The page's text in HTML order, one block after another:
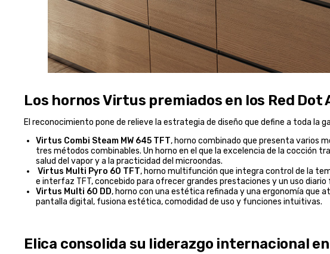
Los hornos Virtus premiados en los Red Dot
El reconocimiento pone de relieve la estrategia de diseño que define a toda la
Virtus Combi Steam MW 645 TFT, horno combinado que presenta varios
tres métodos combinables. Un horno en el que la excelencia de la cocción
salud del vapor y a la practicidad del microondas.
Virtus Multi Pyro 60 TFT, horno multifunción que integra control de la
e interfaz TFT, concebido para ofrecer grandes prestaciones y un uso diario
Virtus Multi 60 DD, horno con una estética refinada y una ergonomía que
pantalla digital, fusiona estética, comodidad de uso y funciones intuitivas.
Elica consolida su liderazgo internacional